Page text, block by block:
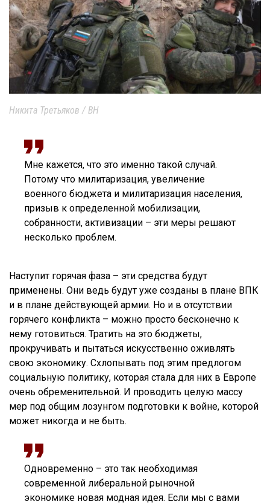
Никита Третьяков / ВН
Мне кажется, что это именно такой случай.
Потому что милитаризация, увеличение
военного бюджета и милитаризация населения,
призыв к определенной мобилизации,
собранности, активизации – эти меры решают
несколько проблем.
Наступит горячая фаза – эти средства будут
применены. Они ведь будут уже созданы в плане ВПК
и в плане действующей армии. Но и в отсутствии
горячего конфликта – можно просто бесконечно к
нему готовиться. Тратить на это бюджеты,
прокручивать и пытаться искусственно оживлять
свою экономику. Схлопывать под этим предлогом
социальную политику, которая стала для них в Европе
очень обременительной. И проводить целую массу
мер под общим лозунгом подготовки к войне, которой
может никогда и не быть.
Одновременно – это так необходимая
современной либеральной рыночной
экономике новая модная идея. Если мы с вами